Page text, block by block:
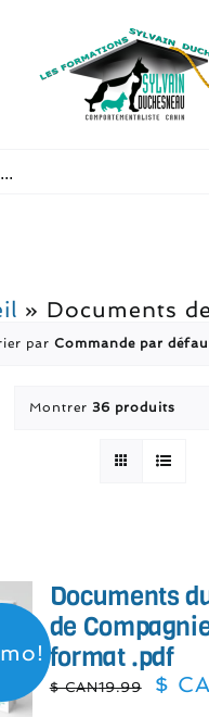
» Documents
par Commande par
Montrer 36 produits
Documents
de
format .pdf
$ CAN19.99
Le
$